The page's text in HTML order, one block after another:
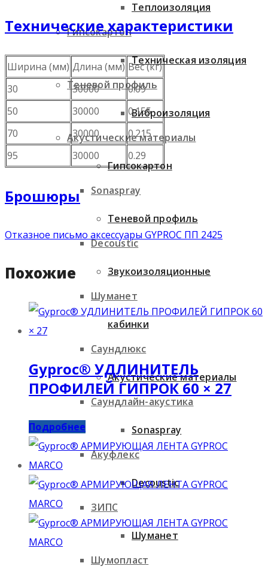
Гипсокартон
Теневой профиль
Акустические материалы
Sonaspray
Decoustic
Шуманет
Саундлюкс
Саундлайн-акустика
Акуфлекс
ЗИПС
Шумопласт
Теплоизоляция
Техническая изоляция
Виброизоляция
Гипсокартон
Теневой профиль
Звукоизоляционные
кабинки
Акустические материалы
Sonaspray
Decoustic
Шуманет
Технические характеристики
Ширина (мм) Длина (мм) Вес (кг)
30
30000
0.09
50
30000
0.155
70
30000
0.215
95
30000 0.29
Брошюры
Отказное письмо аксессуары GYPROC ПП 2425
Похожие
Gyproc® УДЛИНИТЕЛЬ
ПРОФИЛЕЙ ГИПРОК 60 × 27
Подробнее